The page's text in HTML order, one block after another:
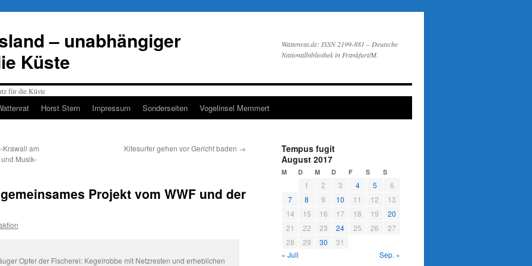
– unabhängiger
Küste
Wattenrat.de: ISSN 2199-881 – Deutsche
Nationalbibliothek in Frankfurt/M.
Horst Stern Impressum Sonderseiten Vogelinsel Memmert
Krawall am
und Musik-
Kitesurfer gehen vor Gericht baden →
Projekt vom WWF und der
Opfer der Fischerei: Kegelrobbe mit Netzresten und erheblichen
Tempus fugit
August 2017
M D M D F S S
1 2 3 4 5
6
7
8 9 10 11 12
13
14
15 16 17 18 19
20
21
22 23 24 25 26
27
28
29 30
31
« Juli
Sep. »